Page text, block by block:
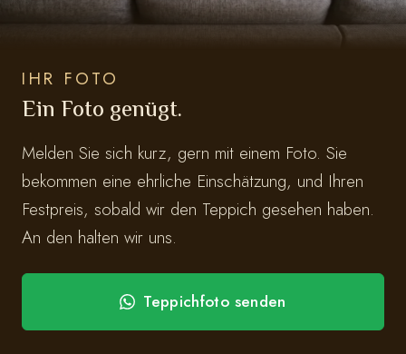
IHR FOTO
Ein Foto genügt.
Melden Sie sich kurz, gern mit einem Foto. Sie
bekommen eine ehrliche Einschätzung, und Ihren
Festpreis, sobald wir den Teppich gesehen haben.
An den halten wir uns.
Teppichfoto senden